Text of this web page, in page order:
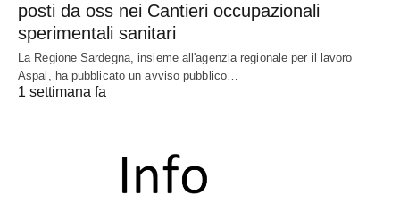
posti da oss nei Cantieri occupazionali
sperimentali sanitari
La Regione Sardegna, insieme all'agenzia regionale per il lavoro
Aspal, ha pubblicato un avviso pubblico…
1 settimana fa